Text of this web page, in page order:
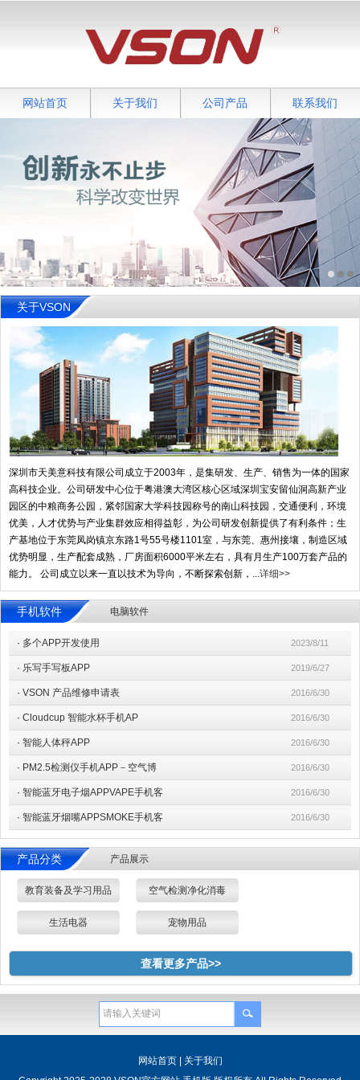
网站首页 关于我们 公司产品 联系我们
关于VSON
深圳市天美意科技有限公司成立于2003年，是集研发、生产、销售为一体的国家
高科技企业。公司研发中心位于粤港澳大湾区核心区域深圳宝安留仙洞高新产业
园区的中粮商务公园，紧邻国家大学科技园称号的南山科技园，交通便利，环境
优美，人才优势与产业集群效应相得益彰，为公司研发创新提供了有利条件；生
产基地位于东莞凤岗镇京东路1号55号楼1101室，与东莞、惠州接壤，制造区域
优势明显，生产配套成熟，厂房面积6000平米左右，具有月生产100万套产品的
能力。 公司成立以来一直以技术为导向，不断探索创新，...详细>>
手机软件 电脑软件
· 多个APP开发使用 2023/8/11
· 乐写手写板APP 2019/6/27
· VSON 产品维修申请表 2016/6/30
· Cloudcup 智能水杯手机AP 2016/6/30
· 智能人体秤APP 2016/6/30
· PM2.5检测仪手机APP－空气博 2016/6/30
· 智能蓝牙电子烟APPVAPE手机客 2016/6/30
· 智能蓝牙烟嘴APPSMOKE手机客 2016/6/30
产品分类 产品展示
教育装备及学习用品 空气检测净化消毒
生活电器 宠物用品
查看更多产品>>
网站首页| 关于我们